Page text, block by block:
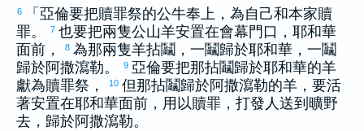
6 「 亞倫要把贖罪祭的公牛奉上，為自己和本家贖
罪。
7 也要把兩隻公山羊安置在會幕門口，耶和華
面前，
8 為那兩隻羊拈鬮，一鬮歸於耶和華，一鬮
歸於阿撒瀉勒。
9 亞倫要把那拈鬮歸於耶和華的羊
獻為贖罪祭，
10 但那拈鬮歸於阿撒瀉勒的羊，要活
著安置在耶和華面前，用以贖罪，打發人送到曠野
去，歸於阿撒瀉勒。